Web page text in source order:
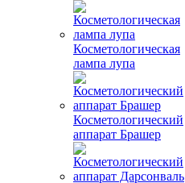
Косметологическая
лампа лупа
Косметологический
аппарат Брашер